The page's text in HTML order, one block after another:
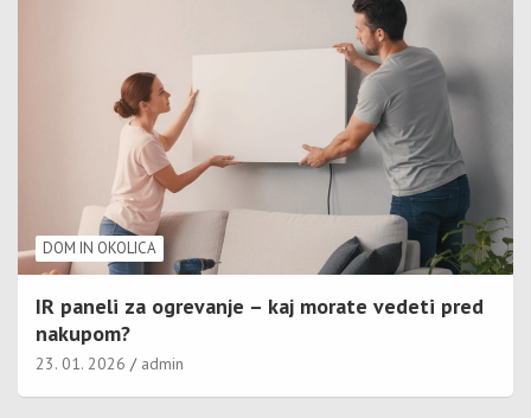
DOM IN OKOLICA
IR paneli za ogrevanje – kaj morate vedeti pred
nakupom?
23. 01. 2026 admin